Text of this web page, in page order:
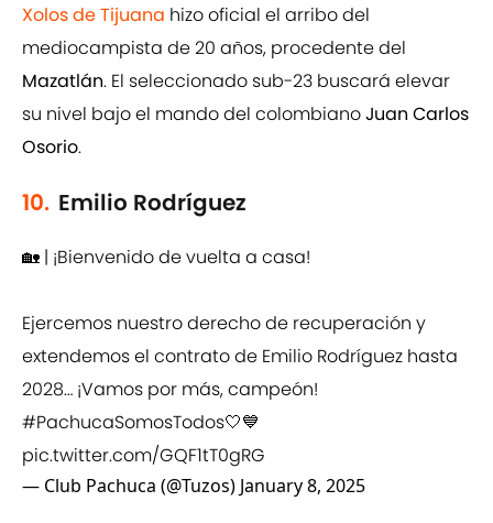
Xolos de Tijuana hizo oficial el arribo del
mediocampista de 20 años, procedente del
Mazatlán. El seleccionado sub-23 buscará elevar
su nivel bajo el mando del colombianoJuan Carlos
Osorio.
10. Emilio Rodríguez
🏡 | ¡Bienvenido de vuelta a casa!
Ejercemos nuestro derecho de recuperación y
extendemos el contrato de Emilio Rodríguez hasta
2028… ¡Vamos por más, campeón!
#PachucaSomosTodos🤍💙
pic.twitter.com/GQF1tT0gRG
— Club Pachuca (@Tuzos) January 8, 2025